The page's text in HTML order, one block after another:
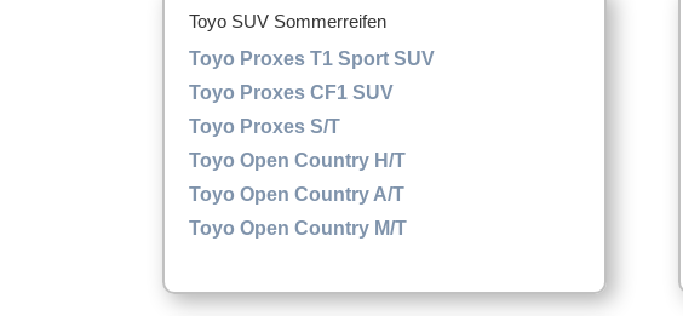
Toyo SUV Sommerreifen
Toyo Proxes T1 Sport SUV
Toyo Proxes CF1 SUV
Toyo Proxes S/T
Toyo Open Country H/T
Toyo Open Country A/T
Toyo Open Country M/T